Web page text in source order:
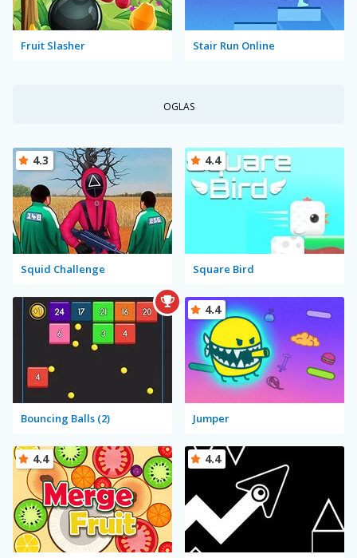
Fruit Slasher Stair Run Online
OGLAS
Squid Challenge
4.3
Square Bird
4.4
Bouncing Balls (2) Jumper
4.4
4.4 4.4